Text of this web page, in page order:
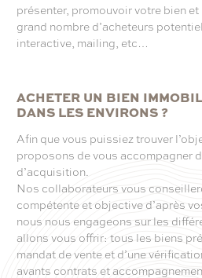
présenter, promouvoir votre bien
grand nombre d’acheteurs
interactive, mailing, etc…
ACHETER UN BIEN
DANS LES ENVIRONS ?
Afin que vous puissiez trouver
proposons de vous accompagner
d’acquisition.
Nos collaborateurs vous
compétente et objective d’après
nous nous engageons sur les
allons vous offrir: tous les biens
mandat de vente et d’une
avants contrats et